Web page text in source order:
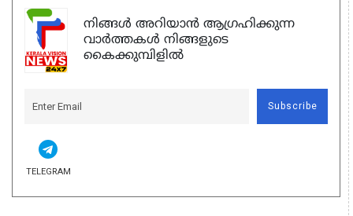
നിങ്ങൾ അറിയാൻ ആഗ്രഹിക്കുന്ന
വാർത്തകൾ നിങ്ങളുടെ
കൈക്കുമ്പിളിൽ
Subscribe
TELEGRAM